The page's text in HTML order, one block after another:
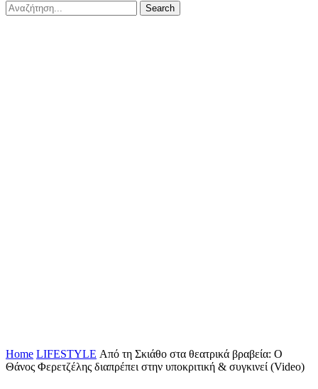
Home LIFESTYLE Από τη Σκιάθο στα θεατρικά βραβεία: Ο
Θάνος Φερετζέλης διαπρέπει στην υποκριτική & συγκινεί (Video)